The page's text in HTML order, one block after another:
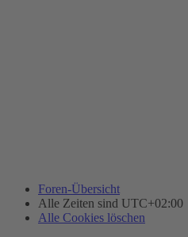
Foren-Übersicht
Alle Zeiten sind UTC+02:00
Alle Cookies löschen